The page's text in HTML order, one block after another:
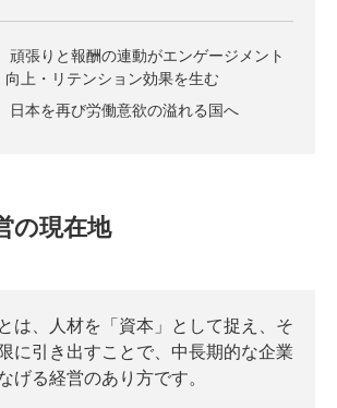
頑張りと報酬の連動がエンゲージメント
向上・リテンション効果を生む
日本を再び労働意欲の溢れる国へ
の現在地
は、人材を「資本」として捉え、そ
に引き出すことで、中長期的な企業
げる経営のあり方です。